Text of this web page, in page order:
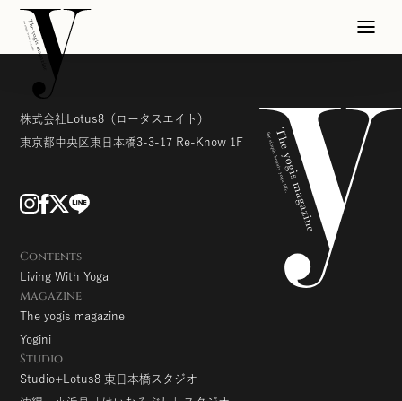
株式会社Lotus8 （ロータスエイト）
東京都中央区東日本橋3-3-17 Re-Know 1F
Contents
Living With Yoga
Magazine
The yogis magazine
Yogini
Studio
Studio+Lotus8 東日本橋スタジオ